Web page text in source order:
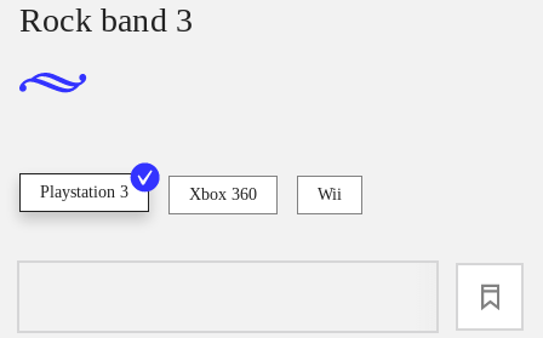
Rock band 3
Playstation 3 Xbox 360 Wii